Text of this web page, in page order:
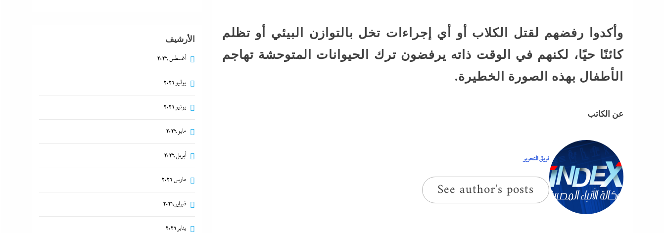
وأكدوا رفضهم لقتل الكلاب أو أي إجراءات تخل بالتوازن البيئي أو تظلم
كائنًا حيًا، لكنهم في الوقت ذاته يرفضون ترك الحيوانات المتوحشة تهاجم
الأطفال بهذه الصورة الخطيرة.
عن الكاتب
فريق التحرير
See author's posts
الأرشيف
أغسطس 2026
يوليو 2026
يونيو 2026
مايو 2026
أبريل 2026
مارس 2026
فبراير 2026
يناير 2026